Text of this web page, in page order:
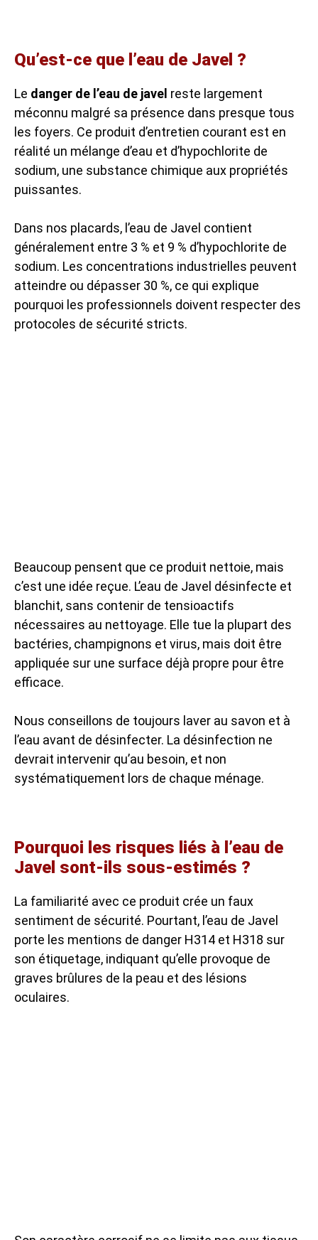
Qu’est-ce que l’eau de Javel ?
Le danger de l’eau de javel reste largement
méconnu malgré sa présence dans presque tous
les foyers. Ce produit d’entretien courant est en
réalité un mélange d’eau et d’hypochlorite de
sodium, une substance chimique aux propriétés
puissantes.
Dans nos placards, l’eau de Javel contient
généralement entre 3 % et 9 % d’hypochlorite de
sodium. Les concentrations industrielles peuvent
atteindre ou dépasser 30 %, ce qui explique
pourquoi les professionnels doivent respecter des
protocoles de sécurité stricts.
Beaucoup pensent que ce produit nettoie, mais
c’est une idée reçue. L’eau de Javel désinfecte et
blanchit, sans contenir de tensioactifs
nécessaires au nettoyage. Elle tue la plupart des
bactéries, champignons et virus, mais doit être
appliquée sur une surface déjà propre pour être
efficace.
Nous conseillons de toujours laver au savon et à
l’eau avant de désinfecter. La désinfection ne
devrait intervenir qu’au besoin, et non
systématiquement lors de chaque ménage.
Pourquoi les risques liés à l’eau de
Javel sont-ils sous-estimés ?
La familiarité avec ce produit crée un faux
sentiment de sécurité. Pourtant, l’eau de Javel
porte les mentions de danger H314 et H318 sur
son étiquetage, indiquant qu’elle provoque de
graves brûlures de la peau et des lésions
oculaires.